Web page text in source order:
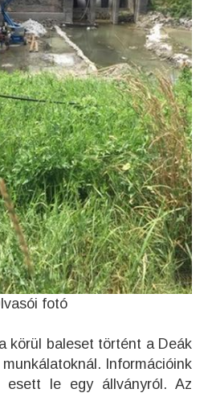
fotó
körül baleset történt a Deák
Információink
esett le egy állványról. Az